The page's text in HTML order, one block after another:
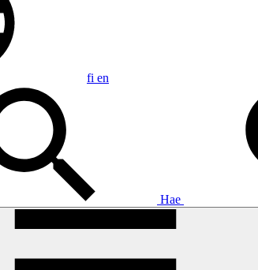
fi en
Hae